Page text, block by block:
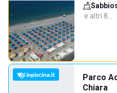
·e altri 8…
Parco
Chiara